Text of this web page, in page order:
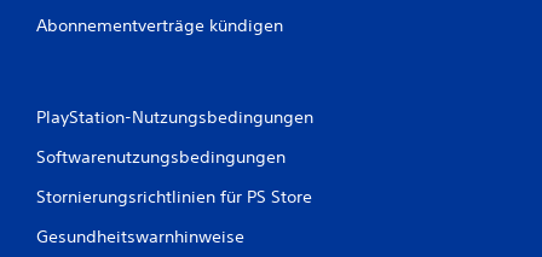
Abonnementverträge kündigen
PlayStation-Nutzungsbedingungen
Softwarenutzungsbedingungen
Stornierungsrichtlinien für PS Store
Gesundheitswarnhinweise